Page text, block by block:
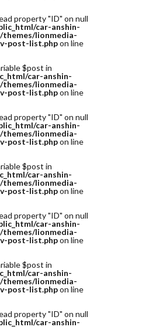
property "ID" on null
car-anshin-
lionmedia-
post-list.phpon line
$post in
car-anshin-
lionmedia-
post-list.phpon line
property "ID" on null
car-anshin-
lionmedia-
post-list.phpon line
$post in
car-anshin-
lionmedia-
post-list.phpon line
property "ID" on null
car-anshin-
lionmedia-
post-list.phpon line
$post in
car-anshin-
lionmedia-
post-list.phpon line
property "ID" on null
car-anshin-